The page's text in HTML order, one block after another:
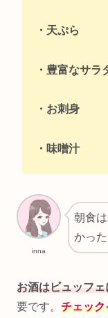
・天ぷら
・豊富なサラ
・お刺身
・味噌汁
inna
朝食
かっ
お酒はビュッフ
要です。 チェック